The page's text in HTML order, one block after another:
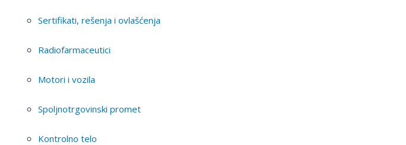
Sertifikati, rešenja i ovlašćenja
Radiofarmaceutici
Motori i vozila
Spoljnotrgovinski promet
Kontrolno telo